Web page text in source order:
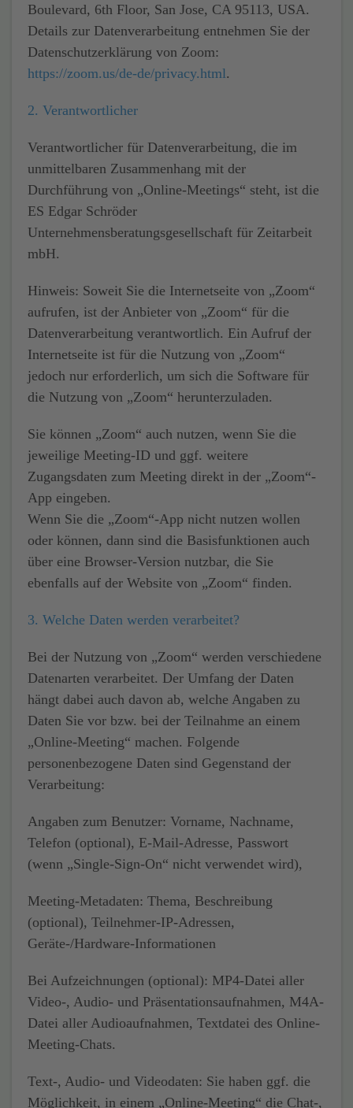
Boulevard, 6th Floor, San Jose, CA 95113, USA.
Details zur Datenverarbeitung entnehmen Sie der
Datenschutzerklärung von Zoom:
https://zoom.us/de-de/privacy.html.
2. Verantwortlicher
Verantwortlicher für Datenverarbeitung, die im
unmittelbaren Zusammenhang mit der
Durchführung von „Online-Meetings“ steht, ist die
ES Edgar Schröder
Unternehmensberatungsgesellschaft für Zeitarbeit
mbH.
Hinweis: Soweit Sie die Internetseite von „Zoom“
aufrufen, ist der Anbieter von „Zoom“ für die
Datenverarbeitung verantwortlich. Ein Aufruf der
Internetseite ist für die Nutzung von „Zoom“
jedoch nur erforderlich, um sich die Software für
die Nutzung von „Zoom“ herunterzuladen.
Sie können „Zoom“ auch nutzen, wenn Sie die
jeweilige Meeting-ID und ggf. weitere
Zugangsdaten zum Meeting direkt in der „Zoom“-
App eingeben.
Wenn Sie die „Zoom“-App nicht nutzen wollen
oder können, dann sind die Basisfunktionen auch
über eine Browser-Version nutzbar, die Sie
ebenfalls auf der Website von „Zoom“ finden.
3. Welche Daten werden verarbeitet?
Bei der Nutzung von „Zoom“ werden verschiedene
Datenarten verarbeitet. Der Umfang der Daten
hängt dabei auch davon ab, welche Angaben zu
Daten Sie vor bzw. bei der Teilnahme an einem
„Online-Meeting“ machen. Folgende
personenbezogene Daten sind Gegenstand der
Verarbeitung:
Angaben zum Benutzer: Vorname, Nachname,
Telefon (optional), E-Mail-Adresse, Passwort
(wenn „Single-Sign-On“ nicht verwendet wird),
Meeting-Metadaten: Thema, Beschreibung
(optional), Teilnehmer-IP-Adressen,
Geräte-/Hardware-Informationen
Bei Aufzeichnungen (optional): MP4-Datei aller
Video-, Audio- und Präsentationsaufnahmen, M4A-
Datei aller Audioaufnahmen, Textdatei des Online-
Meeting-Chats.
Text-, Audio- und Videodaten: Sie haben ggf. die
Möglichkeit, in einem „Online-Meeting“ die Chat-,